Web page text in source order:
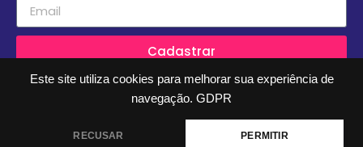
Este site utiliza cookies para melhorar sua experiência de
navegação. GDPR
RECUSAR PERMITIR
Cadastrar
2023 - Todos os Direitos Reservados - Arca Criança Da Gente